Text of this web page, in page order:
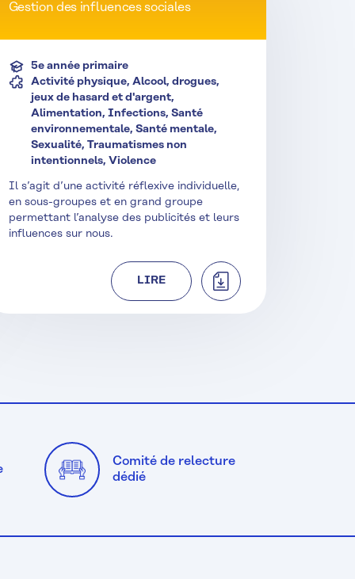
Gestion des influences sociales
5e année primaire
Activité physique, Alcool, drogues,
jeux de hasard et d'argent,
Alimentation, Infections, Santé
environnementale, Santé mentale,
Sexualité, Traumatismes non
intentionnels, Violence
Il s’agit d’une activité réflexive individuelle,
en sous-groupes et en grand groupe
permettant l’analyse des publicités et leurs
influences sur nous.
LIRE TÉLÉCHARGER
Comité de relecture
dédié